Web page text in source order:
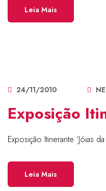
Leia Mais
24/11/2010
Exposição
Exposição Itinerante ‘Jóias
Leia Mais